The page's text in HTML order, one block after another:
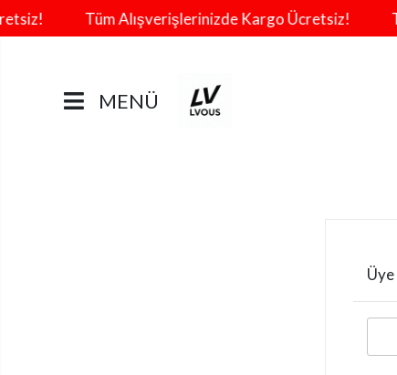
Tüm Alışverişlerinizde Kargo Ücretsiz!
MENÜ